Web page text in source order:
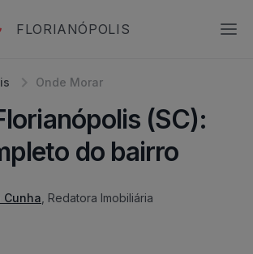
FLORIANÓPOLIS
Onde Morar
(SC):
do bairro
Cunha , Redatora Imobiliária